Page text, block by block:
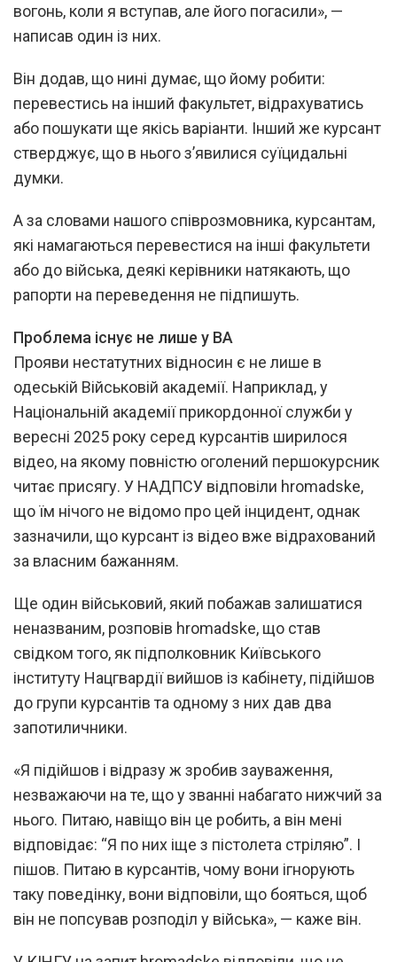
вогонь, коли я вступав, але його погасили», —
написав один із них.
Він додав, що нині думає, що йому робити:
перевестись на інший факультет, відрахуватись
або пошукати ще якісь варіанти. Інший же курсант
стверджує, що в нього зʼявилися суїцидальні
думки.
А за словами нашого співрозмовника, курсантам,
які намагаються перевестися на інші факультети
або до війська, деякі керівники натякають, що
рапорти на переведення не підпишуть.
Проблема існує не лише у ВА
Прояви нестатутних відносин є не лише в
одеській Військовій академії. Наприклад, у
Національній академії прикордонної служби у
вересні 2025 року серед курсантів ширилося
відео, на якому повністю оголений першокурсник
читає присягу. У НАДПСУ відповіли hromadske,
що їм нічого не відомо про цей інцидент, однак
зазначили, що курсант із відео вже відрахований
за власним бажанням.
Ще один військовий, який побажав залишатися
неназваним, розповів hromadske, що став
свідком того, як підполковник Київського
інституту Нацгвардії вийшов із кабінету, підійшов
до групи курсантів та одному з них дав два
запотиличники.
«Я підійшов і відразу ж зробив зауваження,
незважаючи на те, що у званні набагато нижчий за
нього. Питаю, навіщо він це робить, а він мені
відповідає: “Я по них іще з пістолета стріляю”. І
пішов. Питаю в курсантів, чому вони ігнорують
таку поведінку, вони відповіли, що бояться, щоб
він не попсував розподіл у війська», — каже він.